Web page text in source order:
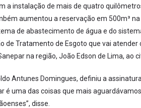
a instalação de mais de quatro
aumentou a reservação em 500m³
de abastecimento de água e do
Tratamento de Esgoto que vai atender
na região, João Edson de Lima, ao
Antunes Domingues, definiu a
é uma das coisas que mais
disse.